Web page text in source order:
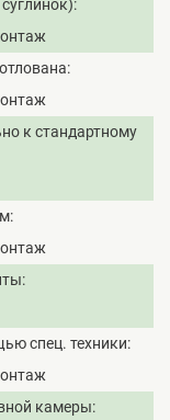
к стандартному
спец. техники
камеры